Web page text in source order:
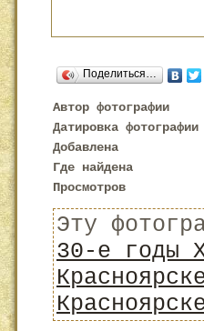
Поделиться…
Автор фотографии
Датировка фотографии
Добавлена
Где найдена
Просмотров
Эту
30-е годы